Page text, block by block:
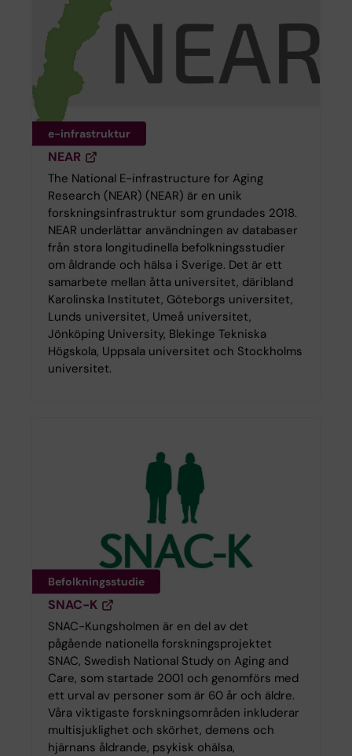
e-infrastruktur
NEAR
The National E-infrastructure for Aging
Research (NEAR) (NEAR) är en unik
forskningsinfrastruktur som grundades 2018.
NEAR underlättar användningen av databaser
från stora longitudinella befolkningsstudier
om åldrande och hälsa i Sverige. Det är ett
samarbete mellan åtta universitet, däribland
Karolinska Institutet, Göteborgs universitet,
Lunds universitet, Umeå universitet,
Jönköping University, Blekinge Tekniska
Högskola, Uppsala universitet och Stockholms
universitet.
Befolkningsstudie
SNAC-K
SNAC-Kungsholmen är en del av det
pågående nationella forskningsprojektet
SNAC, Swedish National Study on Aging and
Care, som startade 2001 och genomförs med
ett urval av personer som är 60 år och äldre.
Våra viktigaste forskningsområden inkluderar
multisjuklighet och skörhet, demens och
hjärnans åldrande, psykisk ohälsa,